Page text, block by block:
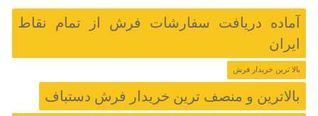
آماده دریافت سفارشات فرش از تمام نقاط
ایران
بالا ترین خریدار فرش
بالاترین و منصف ترین خریدار فرش دستباف